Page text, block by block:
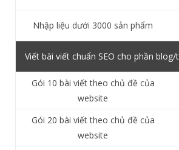
Nhập liệu dưới 3000 sản phẩm
Viết bài viết chuẩn SEO cho phần
Gói 10 bài viết theo chủ đề của
website
Gói 20 bài viết theo chủ đề của
website